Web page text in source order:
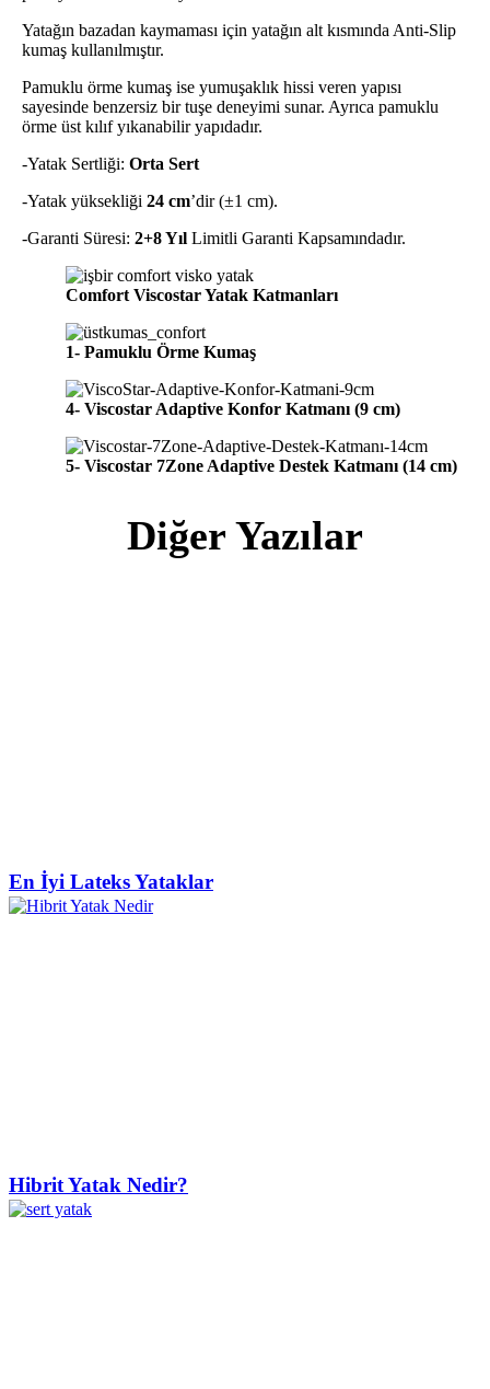
Yatağın bazadan kaymaması için yatağın alt kısmında Anti-Slip
kumaş kullanılmıştır.
Pamuklu örme kumaş ise yumuşaklık hissi veren yapısı
sayesinde benzersiz bir tuşe deneyimi sunar. Ayrıca pamuklu
örme üst kılıf yıkanabilir yapıdadır.
-Yatak Sertliği: Orta Sert
-Yatak yüksekliği 24 cm’dir (±1 cm).
-Garanti Süresi: 2+8 Yıl Limitli Garanti Kapsamındadır.
Comfort Viscostar Yatak Katmanları
1- Pamuklu Örme Kumaş
4- Viscostar Adaptive Konfor Katmanı (9 cm)
5- Viscostar 7Zone Adaptive Destek Katmanı (14 cm)
Diğer Yazılar
En İyi Lateks Yataklar
Hibrit Yatak Nedir?